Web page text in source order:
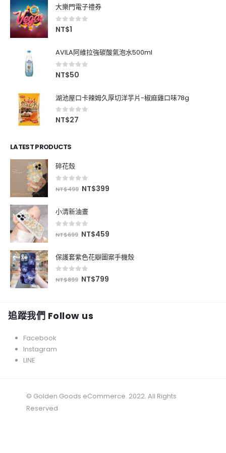
大樂門電子禮券
0out of 5
NT$1
AVILA阿維拉強碳酸氣泡水500ml
0out of 5
NT$50
湖池屋口卡辣姆久厚切洋芋片-椒麻雞口味78g
0out of 5
NT$27
LATEST PRODUCTS
碎花殼
out of 5
NT$499 NT$399
小清新油畫
out of 5
NT$699 NT$459
保護套紫色花瓣圖案手機殼
out of 5
NT$899 NT$799
追蹤我們 Follow us
Facebook
Instagram
LINE
© Golden Goods eCommerce. 2022. All Rights
Reserved